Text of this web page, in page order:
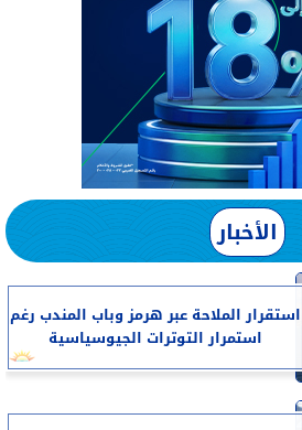
الأخبار
استقرار الملاحة عبر هرمز وباب المندب رغم
استمرار التوترات الجيوسياسية